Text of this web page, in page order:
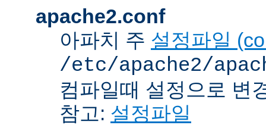
apache2.conf
아파치 주 설정파일
/etc/apache2/
컴파일때 설정으로 변
참고: 설정파일